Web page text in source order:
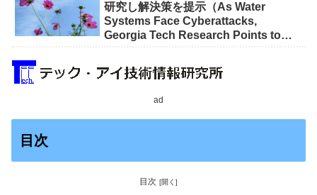
研究し解決策を提示（As Water
Systems Face Cyberattacks,
Georgia Tech Research Points to
ad
目次
目次